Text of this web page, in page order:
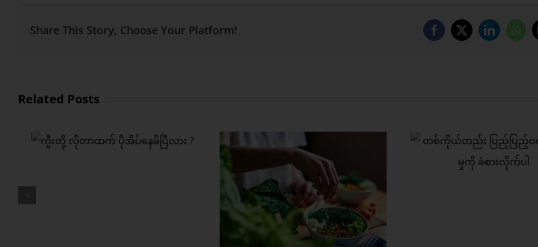
Share This Story, Choose Your Platform! Facebook
X LinkedIn
Related Posts
တစ်ကိုယ်တည်း ပြည့်ပြည့်ဝဝ
သာယာမှုကို ခံစားလိုက်ပါ